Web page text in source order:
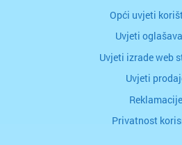
Opći uvjeti
Uvjeti
Uvjeti izrade web
Uvjeti
Reklamacije
Privatnost